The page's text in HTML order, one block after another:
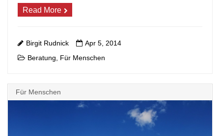
Read More
Birgit Rudnick
Apr 5, 2014
Beratung, Für Menschen
Für Menschen